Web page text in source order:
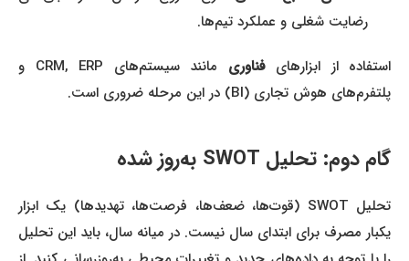
رضایت شغلی و عملکرد تیم‌ها.
استفاده از ابزارهایفناوری
مانند سیستم‌های CRM, ERP و
پلتفرم‌های هوش تجاری (BI) در این مرحله ضروری است.
گام دوم: تحلیل SWOT به‌روز شده
تحلیل SWOT (قوت‌ها، ضعف‌ها، فرصت‌ها، تهدیدها) یک ابزار
یکبار مصرف برای ابتدای سال نیست. در میانه سال، باید این تحلیل